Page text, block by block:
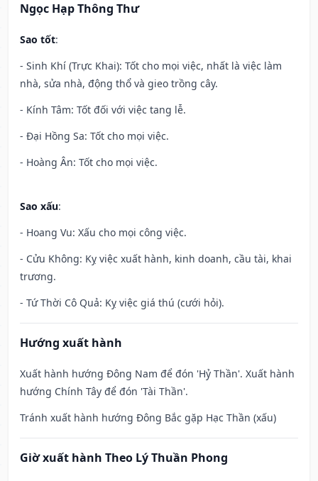
Ngọc Hạp Thông Thư
Sao tốt:
- Sinh Khí (Trực Khai): Tốt cho mọi việc, nhất là việc làm
nhà, sửa nhà, động thổ và gieo trồng cây.
- Kính Tâm: Tốt đối với việc tang lễ.
- Đại Hồng Sa: Tốt cho mọi việc.
- Hoàng Ân: Tốt cho mọi việc.
Sao xấu:
- Hoang Vu: Xấu cho mọi công việc.
- Cửu Không: Kỵ việc xuất hành, kinh doanh, cầu tài, khai
trương.
- Tứ Thời Cô Quả: Kỵ việc giá thú (cưới hỏi).
Hướng xuất hành
Xuất hành hướng Đông Nam để đón 'Hỷ Thần'. Xuất hành
hướng Chính Tây để đón 'Tài Thần'.
Tránh xuất hành hướng Đông Bắc gặp Hạc Thần (xấu)
Giờ xuất hành Theo Lý Thuần Phong